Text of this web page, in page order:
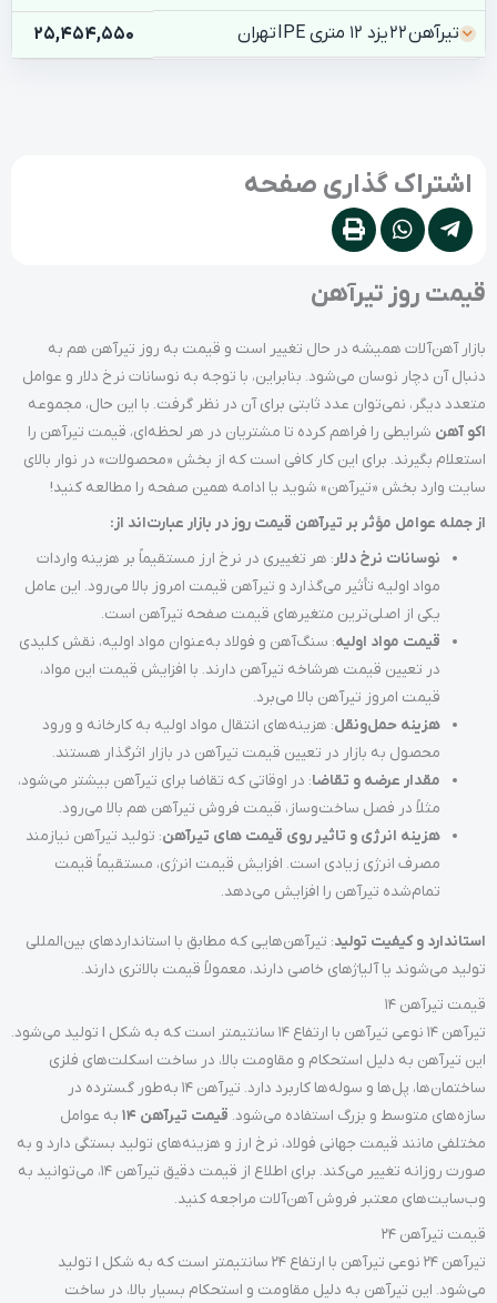
تیرآهن 22 یزد 12 متری IPE تهران 25,454,550
اشتراک گذاری صفحه
قیمت روز تیرآهن
بازار آهن‌آلات همیشه در حال تغییر است و قیمت به روز تیرآهن هم به
دنبال آن دچار نوسان می‌شود. بنابراین، با توجه به نوسانات نرخ دلار و عوامل
متعدد دیگر، نمی‌توان عدد ثابتی برای آن در نظر گرفت. با این حال، مجموعه
اکو آهن شرایطی را فراهم کرده تا مشتریان در هر لحظه‌ای، قیمت تیرآهن را
استعلام بگیرند. برای این کار کافی است که از بخش «محصولات» در نوار بالای
سایت وارد بخش «تیرآهن» شوید یا ادامه همین صفحه را مطالعه کنید!
از جمله عوامل مؤثر بر تیرآهن قیمت روز در بازار عبارت‌اند از:
نوسانات نرخ دلار: هر تغییری در نرخ ارز مستقیماً بر هزینه واردات
مواد اولیه تأثیر می‌گذارد و تیرآهن قیمت امروز بالا می‌رود. این عامل
یکی از اصلی‌ترین متغیرهای قیمت صفحه تیرآهن است.
قیمت مواد اولیه: سنگ‌آهن و فولاد به‌عنوان مواد اولیه، نقش کلیدی
در تعیین قیمت هرشاخه تیرآهن دارند. با افزایش قیمت این مواد،
قیمت امروز تیرآهن بالا می‌برد.
هزینه حمل‌ونقل: هزینه‌های انتقال مواد اولیه به کارخانه و ورود
محصول به بازار در تعیین قیمت تیرآهن در بازار اثرگذار هستند.
مقدار عرضه و تقاضا: در اوقاتی که تقاضا برای تیرآهن بیشتر می‌شود،
مثلاً در فصل ساخت‌وساز، قیمت فروش تیرآهن هم بالا می‌رود.
هزینه انرژی و تاثیر روی قیمت های تیرآهن: تولید تیرآهن نیازمند
مصرف انرژی زیادی است. افزایش قیمت انرژی، مستقیماً قیمت
تمام‌شده تیرآهن را افزایش می‌دهد.
استاندارد و کیفیت تولید: تیرآهن‌هایی که مطابق با استانداردهای بین‌المللی
تولید می‌شوند یا آلیاژهای خاصی دارند، معمولاً قیمت بالاتری دارند.
قیمت تیرآهن 14
تیرآهن 14 نوعی تیرآهن با ارتفاع 14 سانتیمتر است که به شکل I تولید می‌شود.
این تیرآهن به دلیل استحکام و مقاومت بالا، در ساخت اسکلت‌های فلزی
ساختمان‌ها، پل‌ها و سوله‌ها کاربرد دارد. تیرآهن 14 به‌طور گسترده در
سازه‌های متوسط و بزرگ استفاده می‌شود. قیمت تیرآهن 14
به عوامل
مختلفی مانند قیمت جهانی فولاد، نرخ ارز و هزینه‌های تولید بستگی دارد و به
صورت روزانه تغییر می‌کند. برای اطلاع از قیمت دقیق تیرآهن 14، می‌توانید به
وب‌سایت‌های معتبر فروش آهن‌آلات مراجعه کنید.
قیمت تیرآهن 24
تیرآهن 24 نوعی تیرآهن با ارتفاع 24 سانتیمتر است که به شکل I تولید
می‌شود. این تیرآهن به دلیل مقاومت و استحکام بسیار بالا، در ساخت